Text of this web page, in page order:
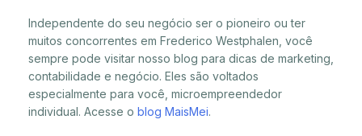
Independente do seu negócio ser o pioneiro ou ter
muitos concorrentes em Frederico Westphalen, você
sempre pode visitar nosso blog para dicas de marketing,
contabilidade e negócio. Eles são voltados
especialmente para você, microempreendedor
individual. Acesse o blog MaisMei.